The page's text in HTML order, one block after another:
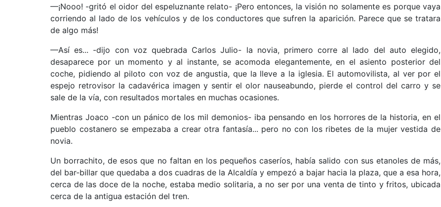
—¡Nooo! -gritó el oidor del espeluznante relato- ¡Pero entonces, la visión no solamente es porque vaya
corriendo al lado de los vehículos y de los conductores que sufren la aparición. Parece que se tratara
de algo más!
—Así es... -dijo con voz quebrada Carlos Julio- la novia, primero corre al lado del auto elegido,
desaparece por un momento y al instante, se acomoda elegantemente, en el asiento posterior del
coche, pidiendo al piloto con voz de angustia, que la lleve a la iglesia. El automovilista, al ver por el
espejo retrovisor la cadavérica imagen y sentir el olor nauseabundo, pierde el control del carro y se
sale de la vía, con resultados mortales en muchas ocasiones.
Mientras Joaco -con un pánico de los mil demonios- iba pensando en los horrores de la historia, en el
pueblo costanero se empezaba a crear otra fantasía... pero no con los ribetes de la mujer vestida de
novia.
Un borrachito, de esos que no faltan en los pequeños caseríos, había salido con sus etanoles de más,
del bar-billar que quedaba a dos cuadras de la Alcaldía y empezó a bajar hacia la plaza, que a esa hora,
cerca de las doce de la noche, estaba medio solitaria, a no ser por una venta de tinto y fritos, ubicada
cerca de la antigua estación del tren.